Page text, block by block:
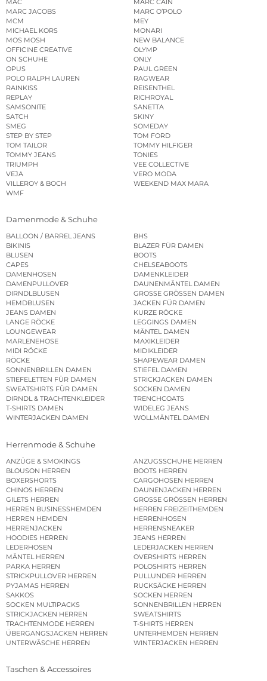
MARC JACOBS
MARC O’POLO
MCM
MEY
MICHAEL KORS
MONARI
MOS MOSH
NEW BALANCE
OFFICINE CREATIVE
OLYMP
ON SCHUHE
ONLY
OPUS
PAUL GREEN
POLO RALPH LAUREN
RAGWEAR
RAINKISS
REISENTHEL
REPLAY
RICHROYAL
SAMSONITE
SANETTA
SATCH
SKINY
SMEG
SOMEDAY
STEP BY STEP
TOM FORD
TOM TAILOR
TOMMY HILFIGER
TOMMY JEANS
TONIES
TRIUMPH
VEE COLLECTIVE
VEJA
VERO MODA
VILLEROY & BOCH
WEEKEND MAX MARA
WMF
Damenmode & Schuhe
BALLOON / BARREL JEANS
BHS
BIKINIS
BLAZER FÜR DAMEN
BLUSEN
BOOTS
CAPES
CHELSEABOOTS
DAMENHOSEN
DAMENKLEIDER
DAMENPULLOVER
DAUNENMÄNTEL DAMEN
DIRNDLBLUSEN
GROSSE GRÖSSEN DAMEN
HEMDBLUSEN
JACKEN FÜR DAMEN
JEANS DAMEN
KURZE RÖCKE
LANGE RÖCKE
LEGGINGS DAMEN
LOUNGEWEAR
MÄNTEL DAMEN
MARLENEHOSE
MAXIKLEIDER
MIDI RÖCKE
MIDIKLEIDER
RÖCKE
SHAPEWEAR DAMEN
SONNENBRILLEN DAMEN
STIEFEL DAMEN
STIEFELETTEN FÜR DAMEN
STRICKJACKEN DAMEN
SWEATSHIRTS FÜR DAMEN
SOCKEN DAMEN
DIRNDL & TRACHTENKLEIDER
TRENCHCOATS
T-SHIRTS DAMEN
WIDELEG JEANS
WINTERJACKEN DAMEN
WOLLMÄNTEL DAMEN
Herrenmode & Schuhe
ANZÜGE & SMOKINGS
ANZUGSSCHUHE HERREN
BLOUSON HERREN
BOOTS HERREN
BOXERSHORTS
CARGOHOSEN HERREN
CHINOS HERREN
DAUNENJACKEN HERREN
GILETS HERREN
GROSSE GRÖSSEN HERREN
HERREN BUSINESSHEMDEN
HERREN FREIZEITHEMDEN
HERREN HEMDEN
HERRENHOSEN
HERRENJACKEN
HERRENSNEAKER
HOODIES HERREN
JEANS HERREN
LEDERHOSEN
LEDERJACKEN HERREN
MÄNTEL HERREN
OVERSHIRTS HERREN
PARKA HERREN
POLOSHIRTS HERREN
STRICKPULLOVER HERREN
PULLUNDER HERREN
PYJAMAS HERREN
RUCKSÄCKE HERREN
SAKKOS
SOCKEN HERREN
SOCKEN MULTIPACKS
SONNENBRILLEN HERREN
STRICKJACKEN HERREN
SWEATSHIRTS
TRACHTENMODE HERREN
T-SHIRTS HERREN
ÜBERGANGSJACKEN HERREN
UNTERHEMDEN HERREN
UNTERWÄSCHE HERREN
WINTERJACKEN HERREN
Taschen & Accessoires